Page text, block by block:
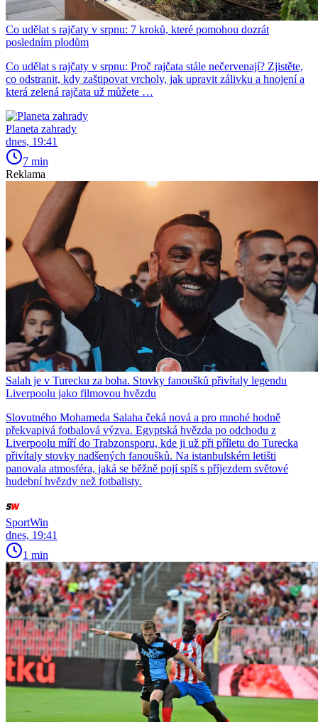
Co udělat s rajčaty v srpnu: 7 kroků, které pomohou dozrát
posledním plodům
Co udělat s rajčaty v srpnu: Proč rajčata stále nečervenají? Zjistěte,
co odstranit, kdy zaštipovat vrcholy, jak upravit zálivku a hnojení a
která zelená rajčata už můžete …
Planeta zahrady
dnes, 19:41
7 min
Reklama
Salah je v Turecku za boha. Stovky fanoušků přivítaly legendu
Liverpoolu jako filmovou hvězdu
Slovutného Mohameda Salaha čeká nová a pro mnohé hodně
překvapivá fotbalová výzva. Egyptská hvězda po odchodu z
Liverpoolu míří do Trabzonsporu, kde ji už při příletu do Turecka
přivítaly stovky nadšených fanoušků. Na istanbulském letišti
panovala atmosféra, jaká se běžně pojí spíš s příjezdem světové
hudební hvězdy než fotbalisty.
SportWin
dnes, 19:41
1 min